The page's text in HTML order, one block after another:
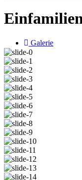
Galerie